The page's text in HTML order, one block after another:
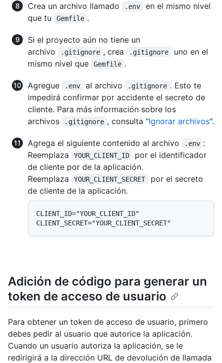
Crea un archivo llamado .env
en el mismo nivel
que tu
Gemfile .
Si el proyecto aún no tiene un
archivo
.gitignore , crea .gitignore
uno en el
mismo nivel que
Gemfile .
Agregue .env al archivo .gitignore . Esto te
impedirá confirmar por accidente el secreto de
cliente. Para más información sobre los
archivos
.gitignore , consulta "Ignorar archivos".
Agrega el siguiente contenido al archivo .env :
Reemplaza
YOUR_CLIENT_ID
por el identificador
de cliente por de la aplicación.
Reemplaza
YOUR_CLIENT_SECRET
por el secreto
de cliente de la aplicación.
CLIENT_ID="YOUR_CLIENT_ID"
Adición de código para generar un
token de acceso de usuario
Para obtener un token de acceso de usuario, primero
debes pedir al usuario que autorice la aplicación.
Cuando un usuario autoriza la aplicación, se le
redirigirá a la dirección URL de devolución de llamada